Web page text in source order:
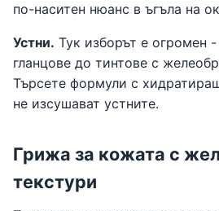
по-наситен нюанс в ъгъла на
Устни. Тук изборът е огромен
гланцове до тинтове с
Търсете формули с
не изсушават устните.
Грижа за кожата с
текстури